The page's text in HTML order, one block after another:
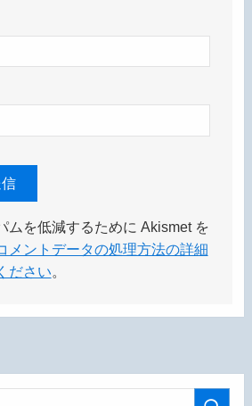
ムを低減するために Akismet を
メントデータの処理方法の詳細
ださい。